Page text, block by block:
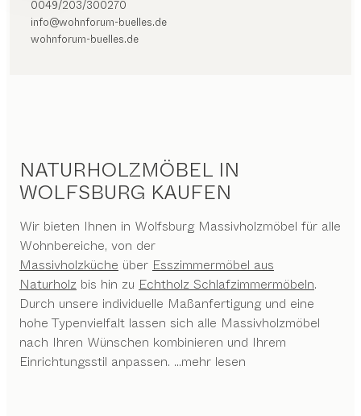
0049/203/300270
info@wohnforum-buelles.de
wohnforum-buelles.de
NATURHOLZMÖBEL IN
WOLFSBURG KAUFEN
Wir bieten Ihnen in Wolfsburg Massivholzmöbel für alle
Wohnbereiche, von der
Massivholzküche über Esszimmermöbel aus
Naturholz bis hin zu Echtholz Schlafzimmermöbeln.
Durch unsere individuelle Maßanfertigung und eine
hohe Typenvielfalt lassen sich alle Massivholzmöbel
nach Ihren Wünschen kombinieren und Ihrem
Einrichtungsstil anpassen. ...mehr lesen